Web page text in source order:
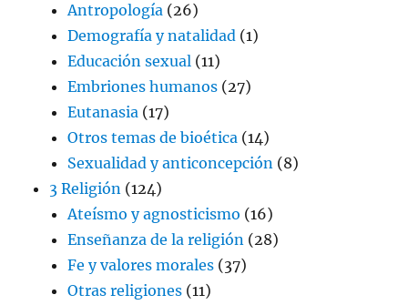
Antropología (26)
Demografía y natalidad (1)
Educación sexual (11)
Embriones humanos (27)
Eutanasia (17)
Otros temas de bioética (14)
Sexualidad y anticoncepción (8)
3 Religión (124)
Ateísmo y agnosticismo (16)
Enseñanza de la religión (28)
Fe y valores morales (37)
Otras religiones (11)